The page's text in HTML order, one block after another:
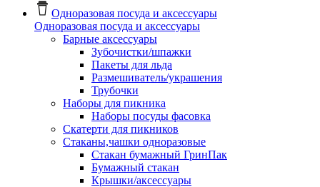
Одноразовая посуда и аксессуары
Одноразовая посуда и аксессуары
Барные аксессуары
Зубочистки/шпажки
Пакеты для льда
Размешиватель/украшения
Трубочки
Наборы для пикника
Наборы посуды фасовка
Скатерти для пикников
Стаканы,чашки одноразовые
Cтакан бумажный ГринПак
Бумажный стакан
Крышки/аксессуары